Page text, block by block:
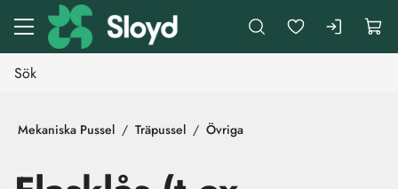
Gå till huvudinnehåll
Mekaniska Pussel Träpussel Övriga